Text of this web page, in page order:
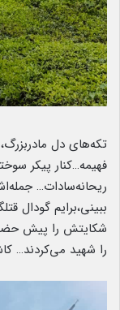
تکه‌های دل مادربزرگ،
فهیمه…کنار پیکر
ریحانه‌سادات…
ببینی،برایم گودال
شکایتش را پیش
را شهید می‌کردند…